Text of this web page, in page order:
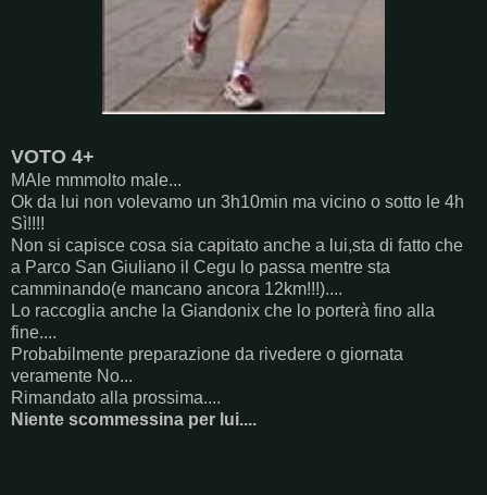
VOTO 4+
MAle mmmolto male...
Ok da lui non volevamo un 3h10min ma vicino o sotto le 4h
Sì!!!!
Non si capisce cosa sia capitato anche a lui,sta di fatto che
a Parco San Giuliano il Cegu lo passa mentre sta
camminando(e mancano ancora 12km!!!)....
Lo raccoglia anche la Giandonix che lo porterà fino alla
fine....
Probabilmente preparazione da rivedere o giornata
veramente No...
Rimandato alla prossima....
Niente scommessina per lui....